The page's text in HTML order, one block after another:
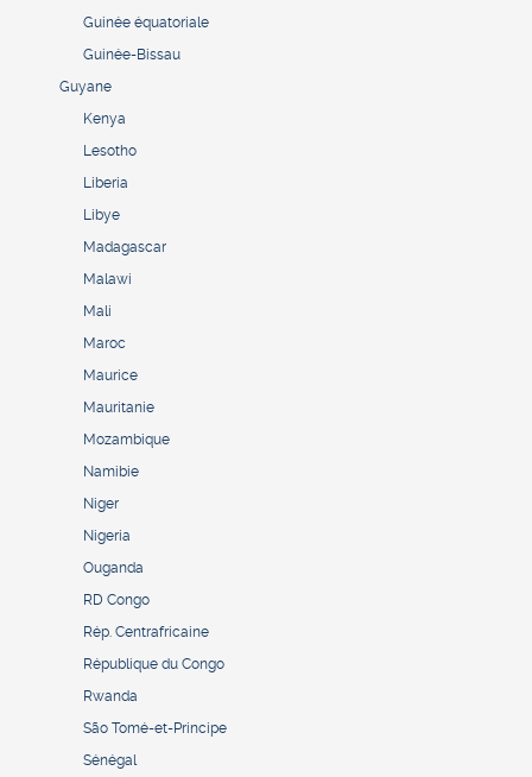
Guinée équatoriale
Guinée-Bissau
Guyane
Kenya
Lesotho
Liberia
Libye
Madagascar
Malawi
Mali
Maroc
Maurice
Mauritanie
Mozambique
Namibie
Niger
Nigeria
Ouganda
RD Congo
Rép. Centrafricaine
République du Congo
Rwanda
São Tomé-et-Principe
Sénégal